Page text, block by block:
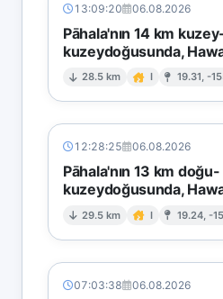
13:09:20 06.08.2026
Pāhala'nın 14 km
kuzeydoğusunda,
28.5 km I 19.31, -
12:28:25 06.08.2026
Pāhala'nın 13 km doğu-
kuzeydoğusunda,
29.5 km I 19.24, -
07:03:38 06.08.2026